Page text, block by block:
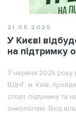
21.05.2025
У Києві
на підтримку
7 червня 2025 року
ВДНГ, м. Київ,
спорт, підтримку та
онкологією. Вхід